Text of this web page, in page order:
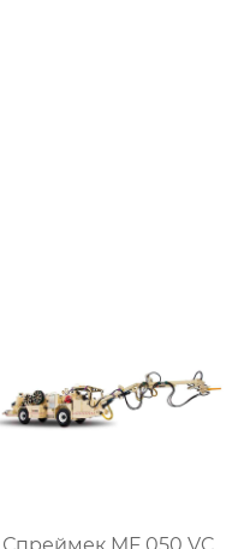
Спреймек MF 050 VC